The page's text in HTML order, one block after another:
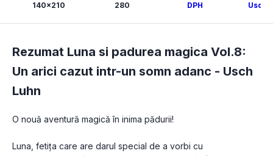
140x210 280 DPH Usch
Rezumat Luna si padurea magica Vol.8:
Un arici cazut intr-un somn adanc - Usch
Luhn
O nouă aventură magică în inima pădurii!
Luna, fetița care are darul special de a vorbi cu